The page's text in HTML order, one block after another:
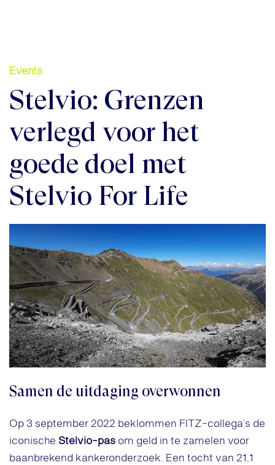
Events
Stelvio: Grenzen
verlegd voor het
goede doel met
Stelvio For Life
Samen de uitdaging overwonnen
Op 3 september 2022 beklommen FITZ-collega’s de
iconische Stelvio-pas om geld in te zamelen voor
baanbrekend kankeronderzoek. Een tocht van 21,1